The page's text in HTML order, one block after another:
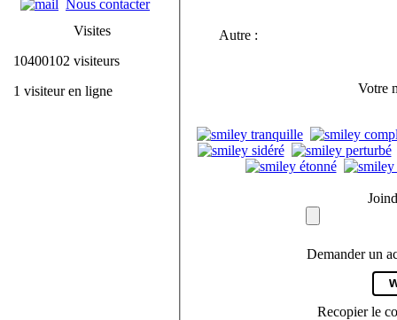
Nous contacter
Visites
10400102 visiteurs
1 visiteur en ligne
Autre :
Votre
Demander un
Recopier le